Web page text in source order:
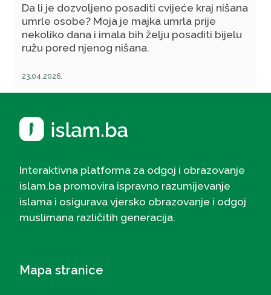
Da li je dozvoljeno posaditi cvijeće kraj nišana
umrle osobe? Moja je majka umrla prije
nekoliko dana i imala bih želju posaditi bijelu
ružu pored njenog nišana.
23.04.2026.
Interaktivna platforma za odgoj i obrazovanje
islam.ba promovira ispravno razumijevanje
islama i osigurava vjersko obrazovanje i odgoj
muslimana različitih generacija.
Mapa stranice